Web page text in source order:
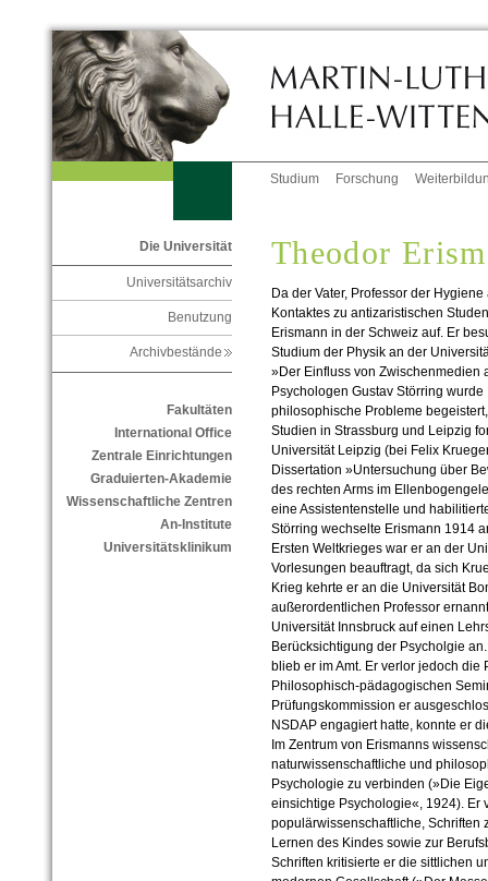
Studium Forschung
Die Universität
Universitätsarchiv
Benutzung
Archivbestände
Fakultäten
International Office
Zentrale Einrichtungen
Graduierten-Akademie
Wissenschaftliche Zentren
An-Institute
Universitätsklinikum
Theodor
Da der Vater, Professor der
Kontaktes zu antizaristischen
Erismann in der Schweiz auf. Er
Studium der Physik an der
»Der Einfluss von Zwischenmedien
Psychologen Gustav Störring
philosophische Probleme
Studien in Strassburg und Leipzig
Universität Leipzig (bei Felix
Dissertation »Untersuchung über
des rechten Arms im
eine Assistentenstelle und
Störring wechselte Erismann 1914
Ersten Weltkrieges war er an der
Vorlesungen beauftragt, da sich
Krieg kehrte er an die Universität
außerordentlichen Professor
Universität Innsbruck auf einen
Berücksichtigung der Psycholgie
blieb er im Amt. Er verlor jedoch die
Philosophisch-pädagogischen
Prüfungskommission er
NSDAP engagiert hatte, konnte er
Im Zentrum von Erismanns
naturwissenschaftliche und
Psychologie zu verbinden (»Die
einsichtige Psychologie«, 1924). Er
populärwissenschaftliche, Schriften
Lernen des Kindes sowie zur
Schriften kritisierte er die sittlichen